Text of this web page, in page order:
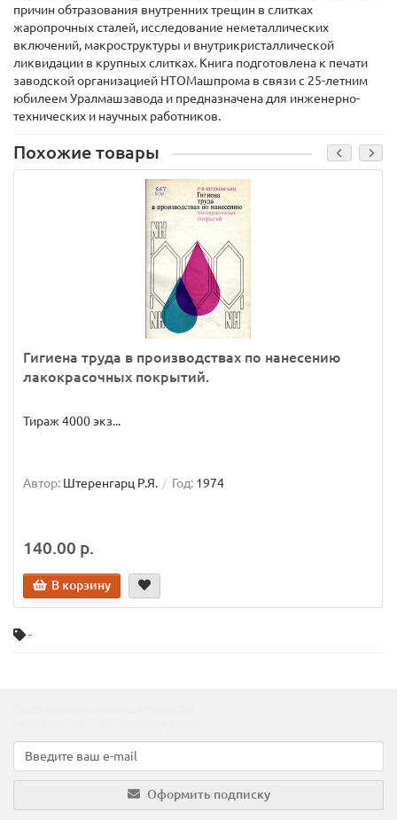
причин обтразования внутренних трещин в слитках
жаропрочных сталей, исследование неметаллических
включений, макроструктуры и внутрикристаллической
ликвидации в крупных слитках. Книга подготовлена к печати
заводской организацией НТОМашпрома в связи с 25-летним
юбилеем Уралмашзавода и предназначена для инженерно-
технических и научных работников.
Похожие товары
Гигиена труда в производствах по нанесению
лакокрасочных покрытий.
Тираж 4000 экз...
Автор: Штеренгарц Р.Я. Год: 1974
140.00 р.
В корзину
-
Оформить подписку